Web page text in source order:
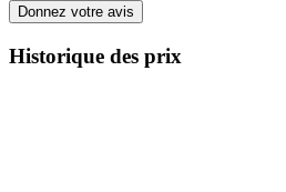
Donnez votre avis
Historique des prix